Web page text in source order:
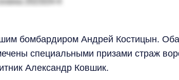
бомбардиром Андрей Костицын. Оба
специальными призами страж
Александр Ковшик.